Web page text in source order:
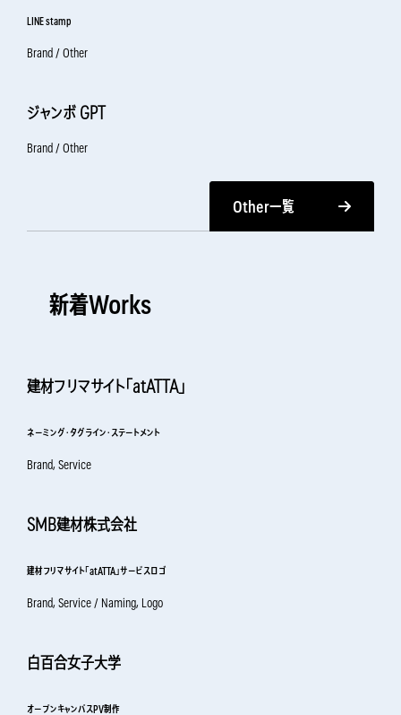
LINE stamp
Brand / Other
ジャンボ GPT
Brand / Other
Other一覧
新着Works
建材フリマサイト「atATTA」
ネーミング・タグライン・ステートメント
Brand, Service
SMB建材株式会社
建材フリマサイト「atATTA」サービスロゴ
Brand, Service / Naming, Logo
白百合女子大学
オープンキャンパスPV制作